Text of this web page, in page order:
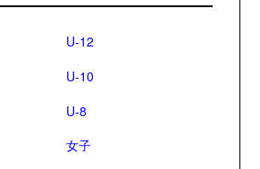
U-12
U-10
U-8
女子